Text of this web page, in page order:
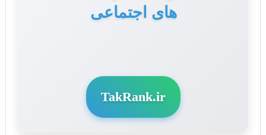
های اجتماعی
TakRank.ir